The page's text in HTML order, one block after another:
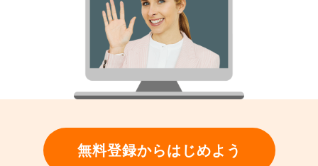
無料登録からはじめよう